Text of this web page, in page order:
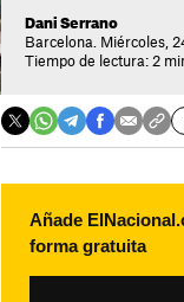
Dani Serrano
Barcelona. Miércoles,
Tiempo de lectura: 2
Añade
forma gratuita